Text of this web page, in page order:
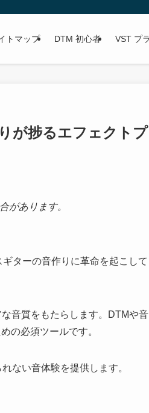
トマップ DTM 初心者 VST プ
が捗るエフェクトプ
があります。
ターの音作りに革命を起こして
音質をもたらします。DTMや音
の必須ツールです。
ない音体験を提供します。